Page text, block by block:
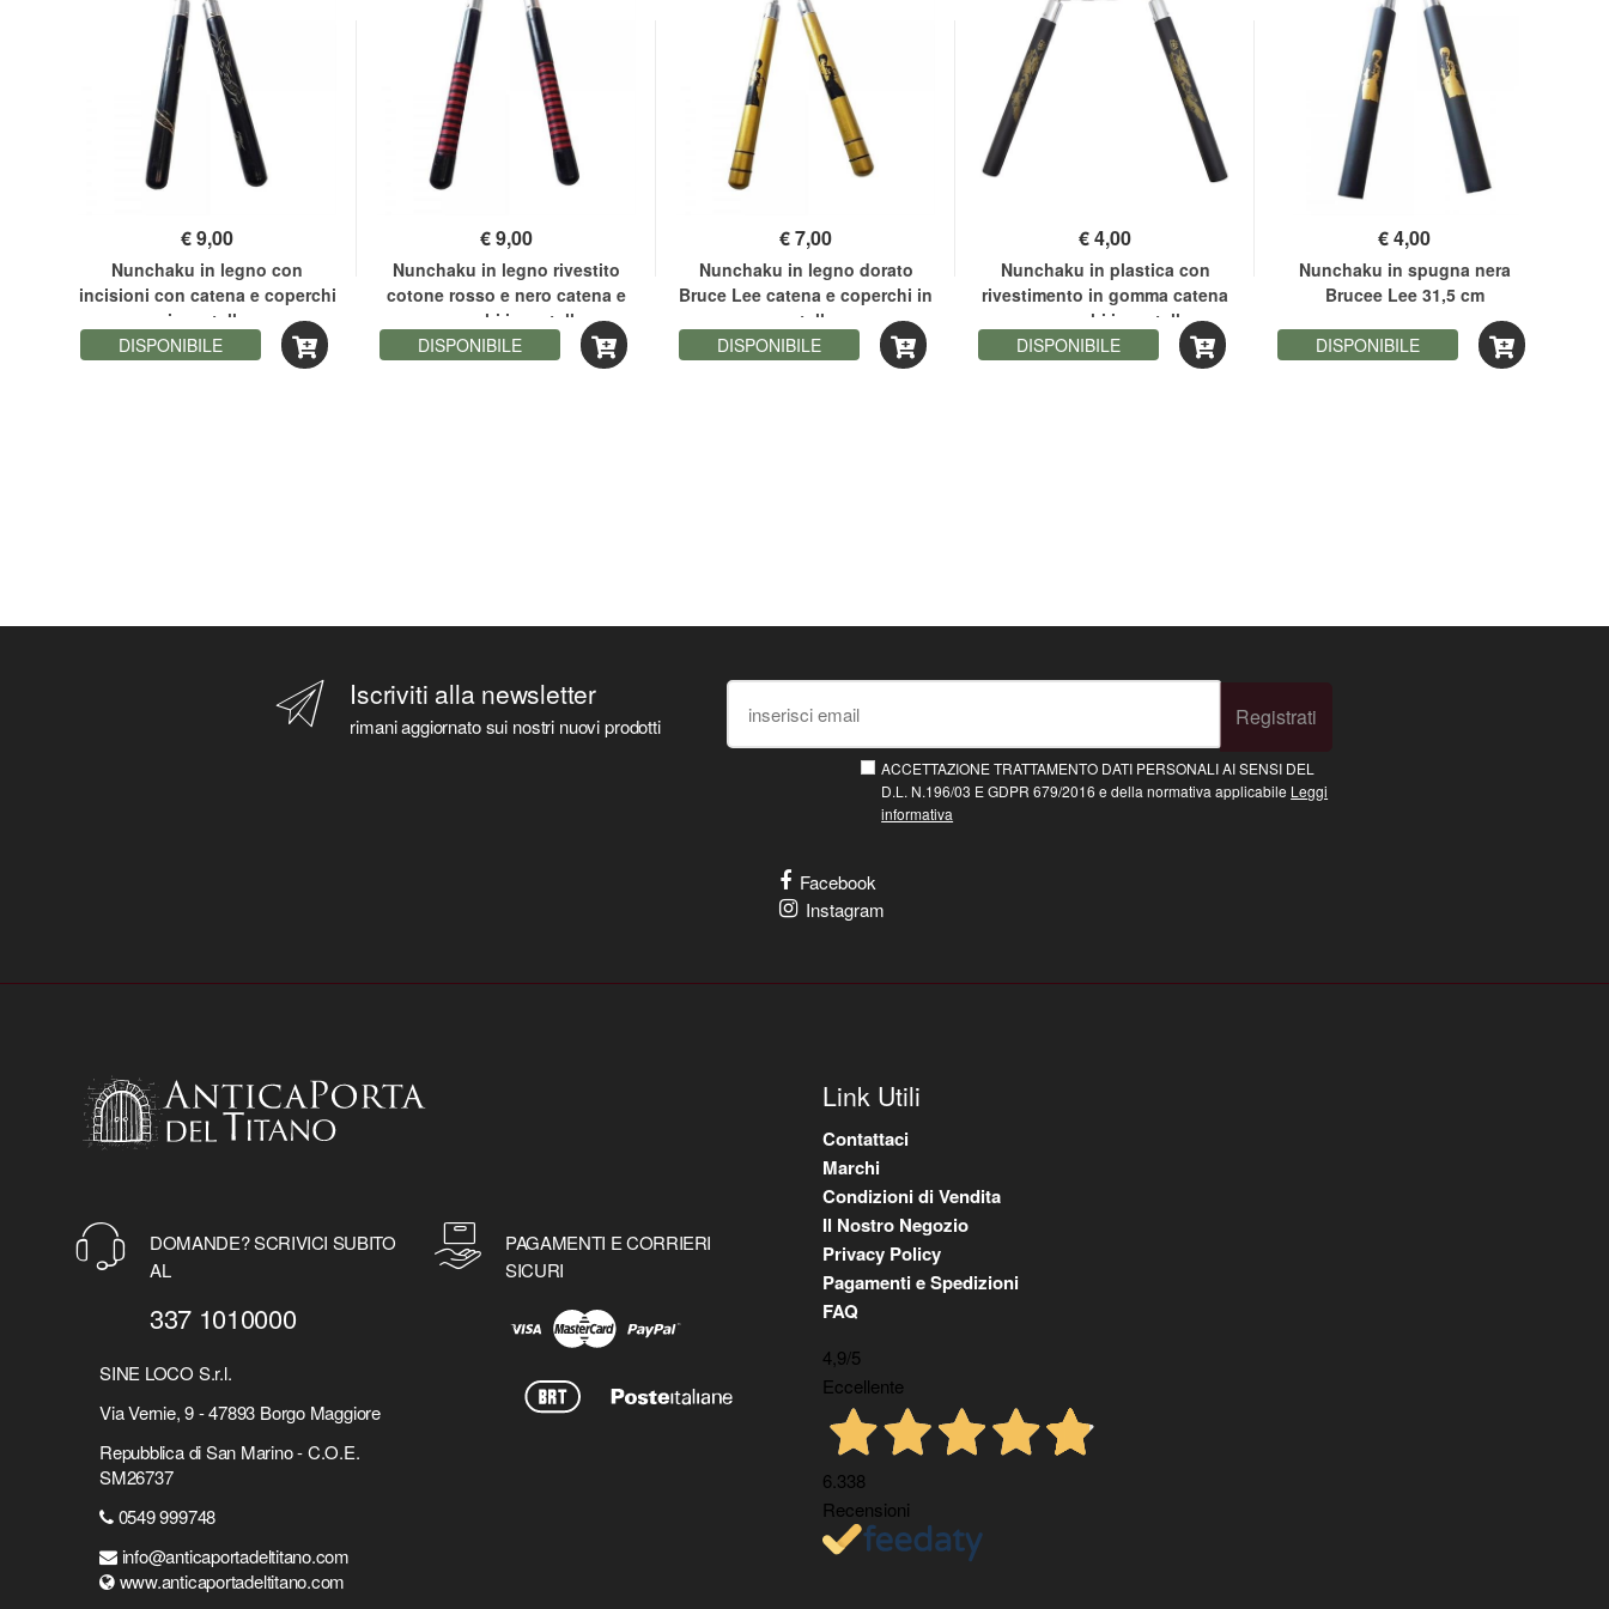
1 gennaio 2017 www.cinderella.it
Belli più dal vivo
19 maggio 2016 roccopolacco
Ottimo prodotto.
€9,00
Nunchaku in legno con
incisioni con catena e coperchi
in metallo
DISPONIBILE
€9,00
Nunchaku in legno rivestito
cotone rosso e nero catena e
coperchi in metallo
DISPONIBILE
€7,00
Nunchaku in legno dorato
Bruce Lee catena e coperchi in
metallo
DISPONIBILE
€4,00
Nunchaku in plastica con
rivestimento in gomma catena
e coperchi in metallo
DISPONIBILE
€4,00
Nunchaku in spugna nera
Brucee Lee 31,5 cm
DISPONIBILE
Iscriviti alla newsletter
rimani aggiornato sui nostri nuovi prodotti Registrati
ACCETTAZIONE TRATTAMENTO DATI PERSONALI AI SENSI DEL
D.L. N.196/03 E GDPR 679/2016 e della normativa applicabile Leggi
informativa
Facebook
Instagram
DOMANDE? SCRIVICI SUBITO
AL
337 1010000
SINE LOCO S.r.l.
Via Vernie, 9 - 47893 Borgo Maggiore
Repubblica di San Marino - C.O.E.
SM26737
0549 999748
info@anticaportadeltitano.com
www.anticaportadeltitano.com
PAGAMENTI E CORRIERI
SICURI
Link Utili
Contattaci
Marchi
Condizioni di Vendita
Il Nostro Negozio
Privacy Policy
Pagamenti e Spedizioni
FAQ
4,9/5
Eccellente
6.338
Recensioni